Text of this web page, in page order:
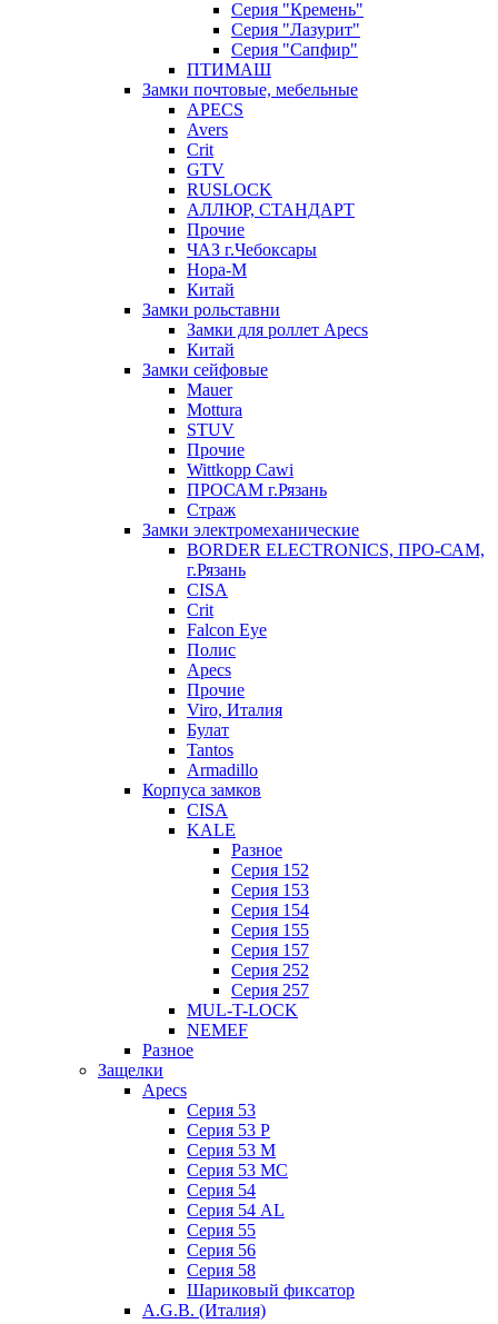
Серия "Кремень"
Серия "Лазурит"
Серия "Сапфир"
ПТИМАШ
Замки почтовые, мебельные
APECS
Avers
Crit
GTV
RUSLOCK
АЛЛЮР, СТАНДАРТ
Прочие
ЧАЗ г.Чебоксары
Нора-М
Китай
Замки рольставни
Замки для роллет Apecs
Китай
Замки сейфовые
Mauer
Mottura
STUV
Прочие
Wittkopp Cawi
ПРОСАМ г.Рязань
Страж
Замки электромеханические
BORDER ELECTRONICS, ПРО-САМ,
г.Рязань
CISA
Crit
Falcon Eye
Полис
Apecs
Прочие
Viro, Италия
Булат
Tantos
Armadillo
Корпуса замков
CISA
KALE
Разное
Серия 152
Серия 153
Серия 154
Серия 155
Серия 157
Серия 252
Серия 257
MUL-T-LOCK
NEMEF
Разное
Защелки
Apecs
Серия 53
Серия 53 P
Серия 53 М
Серия 53 МC
Серия 54
Серия 54 AL
Серия 55
Серия 56
Серия 58
Шариковый фиксатор
A.G.B. (Италия)